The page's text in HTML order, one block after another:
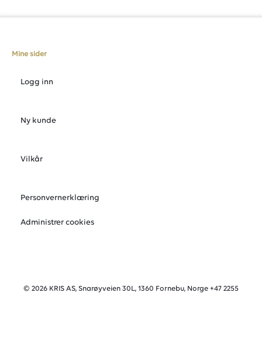
Mine sider
Logg inn
Ny kunde
Vilkår
Personvernerklæring
Administrer cookies
© 2026 KRIS AS, Snarøyveien 30L, 1360 Fornebu, Norge +47 2255